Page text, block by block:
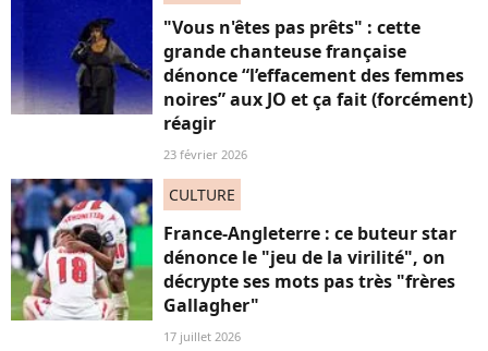
"Vous n'êtes pas prêts" : cette
grande chanteuse française
dénonce “l’effacement des femmes
noires” aux JO et ça fait (forcément)
réagir
23 février 2026
CULTURE
France-Angleterre : ce buteur star
dénonce le "jeu de la virilité", on
décrypte ses mots pas très "frères
Gallagher"
17 juillet 2026